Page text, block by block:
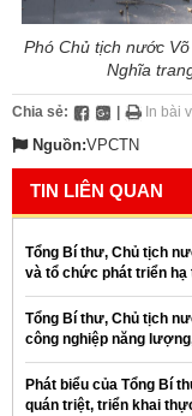
Phó Chủ tịch nước
Nghĩa
Chia sẻ: In bài
Nguồn:VPCTN
TIN LIÊN QUAN
Tổng Bí thư, Chủ tịch
và tổ chức phát triển hạ
Tổng Bí thư, Chủ tịch
công nghiệp năng
Phát biểu của Tổng Bí
quán triệt, triển khai